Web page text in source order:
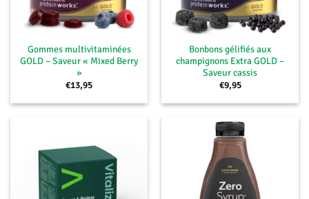
Gommes multivitaminées
GOLD – Saveur « Mixed Berry
»
€13,95
Bonbons gélifiés aux
champignons Extra GOLD –
Saveur cassis
€9,95